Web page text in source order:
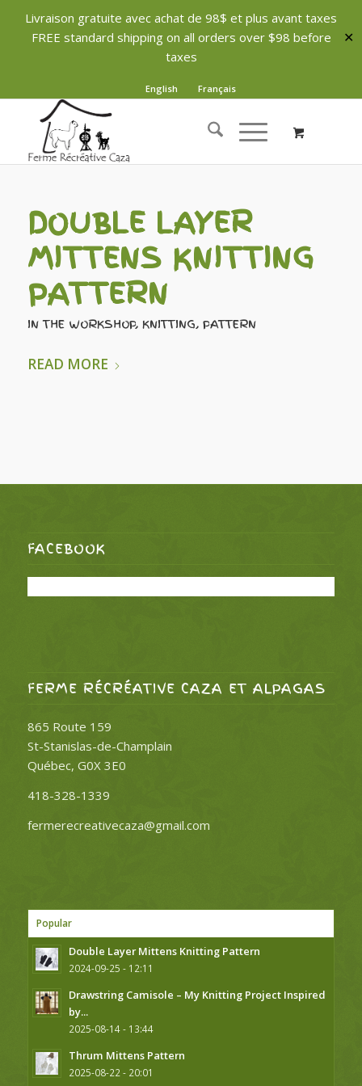
Livraison gratuite avec achat de 98$ et plus avant taxes
FREE standard shipping on all orders over $98 before
taxes
✕
English Français
DOUBLE LAYER
MITTENS KNITTING
PATTERN
IN THE WORKSHOP, KNITTING, PATTERN
READ MORE
FACEBOOK
FERME RÉCRÉATIVE CAZA ET ALPAGAS
865 Route 159
St-Stanislas-de-Champlain
Québec, G0X 3E0
418-328-1339
fermerecreativecaza@gmail.com
Popular
Double Layer Mittens Knitting Pattern
2024-09-25 - 12:11
Drawstring Camisole – My Knitting Project Inspired
by...
2025-08-14 - 13:44
Thrum Mittens Pattern
2025-08-22 - 20:01